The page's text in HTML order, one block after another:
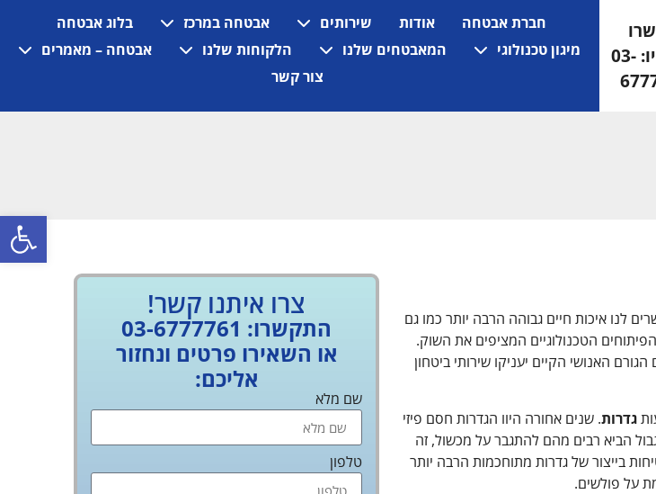
עכשיו: 03-
(למחפשי עבודה
052-5472710)
חברת אבטחה אודות שירותים אבטחה במרכז
בלוג אבטחה
מיגון טכנולוגי
המאבטחים שלנו הלקוחות שלנו
אבטחה – מאמרים
צור קשר
לנו איכות חיים גבוהה הרבה יותר כמו גם
הטכנולוגיים המציפים את השוק.
האנושי הקיים יעניקו שירותי ביטחון
גדרות. שנים אחורה היוו הגדרות חסם פיזי
הביא רבים מהם להתגבר על מכשול, זה
בייצור של גדרות מתוחכמות הרבה יותר
על פולשים.
צרו איתנו קשר!
התקשרו: 03-6777761
או השאירו פרטים ונחזור
אליכם:
שם מלא
טלפון